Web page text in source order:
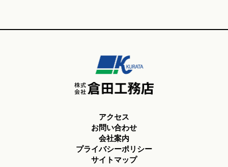
アクセス
お問い合わせ
会社案内
プライバシーポリシー
サイトマップ